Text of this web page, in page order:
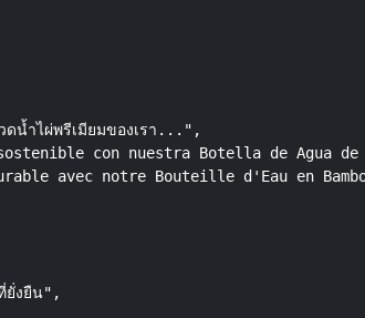
น้ำไผ่พรีเมียมของเรา...",
con nuestra Botella de Agua de
avec notre Bouteille d'Eau en
ยั่งยืน",